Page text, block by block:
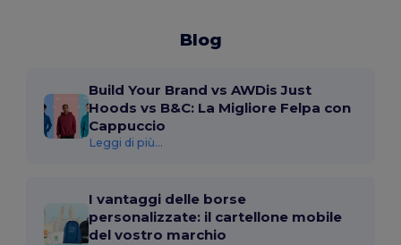
Blog
Build Your Brand vs AWDis Just
Hoods vs B&C: La Migliore Felpa con
Cappuccio
Leggi di più...
I vantaggi delle borse
personalizzate: il cartellone mobile
del vostro marchio